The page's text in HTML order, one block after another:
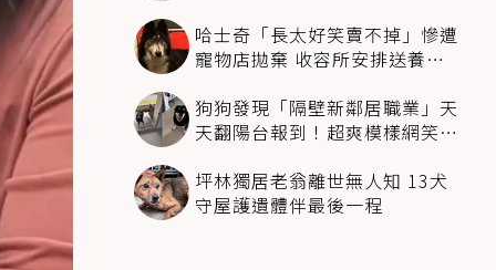
哈士奇「長太好笑賣不掉」慘遭
寵物店拋棄 收容所安排送養活
狗狗發現「隔壁新鄰居職業」天
天翻陽台報到！超爽模樣網笑
坪林獨居老翁離世無人知 13犬
守屋護遺體伴最後一程